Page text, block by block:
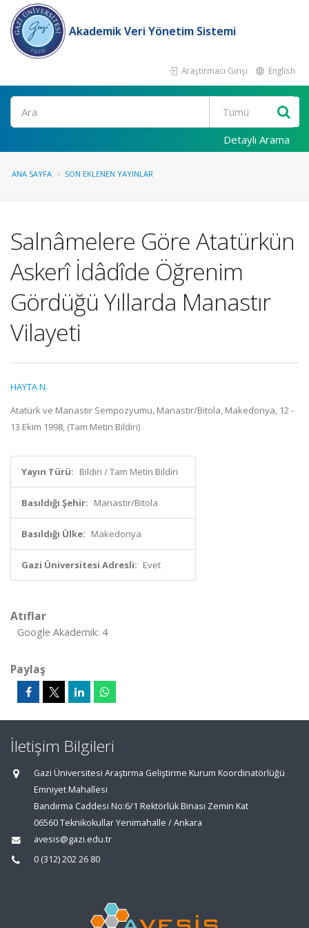
Akademik Veri Yönetim Sistemi
Araştırmacı Girişi English
Ara
Detaylı Arama
ANA SAYFA SON EKLENEN YAYINLAR
Salnâmelere Göre Atatürkün
Askerî İdâdîde Öğrenim
Gördüğü Yıllarda Manastır
Vilayeti
HAYTA N.
Atatürk ve Manastır Sempozyumu, Manastır/Bitola, Makedonya, 12 -
13 Ekim 1998, (Tam Metin Bildiri)
Yayın Türü: Bildiri / Tam Metin Bildiri
Basıldığı Şehir: Manastır/Bitola
Basıldığı Ülke: Makedonya
Gazi Üniversitesi Adresli: Evet
Atıflar
Google Akademik: 4
Paylaş
İletişim Bilgileri
Gazi Üniversitesi Araştırma Geliştirme Kurum Koordinatörlüğü
Emniyet Mahallesi
Bandırma Caddesi No:6/1 Rektörlük Binası Zemin Kat
06560 Teknikokullar Yenimahalle / Ankara
avesis@gazi.edu.tr
0 (312) 202 26 80